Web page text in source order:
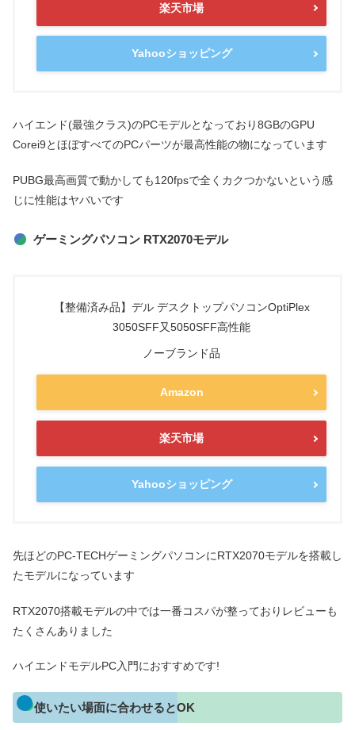
楽天市場
Yahooショッピング
ハイエンド(最強クラス)のPCモデルとなっており8GBのGPU
Corei9とほぼすべてのPCパーツが最高性能の物になっています
PUBG最高画質で動かしても120fpsで全くカクつかないという感
じに性能はヤバいです
ゲーミングパソコン RTX2070モデル
【整備済み品】デル デスクトップパソコンOptiPlex
3050SFF又5050SFF高性能
ノーブランド品
Amazon
楽天市場
Yahooショッピング
先ほどのPC-TECHゲーミングパソコンにRTX2070モデルを搭載し
たモデルになっています
RTX2070搭載モデルの中では一番コスパが整っておりレビューも
たくさんありました
ハイエンドモデルPC入門におすすめです!
使いたい場面に合わせるとOK